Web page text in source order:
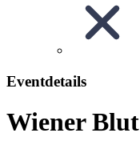
Eventdetails
Wiener Blut